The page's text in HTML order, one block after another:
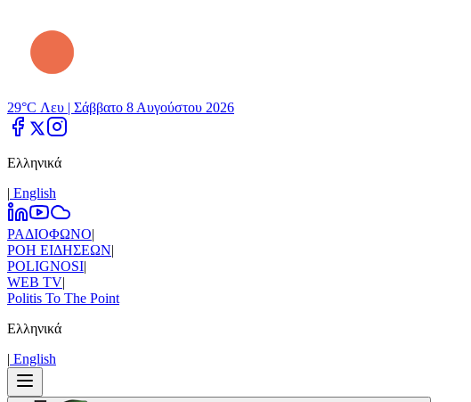
29°C Λευ | Σάββατο 8 Αυγούστου 2026
Ελληνικά
| Εnglish
ΡΑΔΙΟΦΩΝΟ|
ΡΟΗ ΕΙΔΗΣΕΩΝ|
POLIGNOSI|
WEB TV|
Politis To The Point
Ελληνικά
| Εnglish